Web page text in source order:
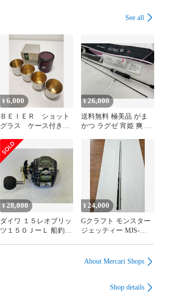
See all
¥6,000
ＢＥＩＥＲ ショット
グラス ケース付き
プ トラベル アウト
ドア（０８）
¥26,000
送料無料 極美品 がま
かつ ラグゼ 宵姫 爽 弐
ジングロッド メバリン
グロッド ＧＡＭＡＫＡ
ＴＳＵ ＬＵＸＸＥ Ｙ
ＯＩＨＩＭＥ 華 天
（０７）
¥28,000
ダイワ １５レオブリッ
ツ１５０ＪーＬ 船釣り
¥24,000
Gクラフト モンスター
ジェッティー MJS-
ウェーディング 青
About Mercari Shops
Shop details